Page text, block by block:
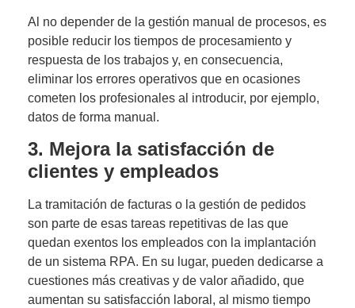
Al no depender de la gestión manual de procesos, es
posible reducir los tiempos de procesamiento y
respuesta de los trabajos y, en consecuencia,
eliminar los errores operativos que en ocasiones
cometen los profesionales al introducir, por ejemplo,
datos de forma manual.
3. Mejora la satisfacción de
clientes y empleados
La tramitación de facturas o la gestión de pedidos
son parte de esas tareas repetitivas de las que
quedan exentos los empleados con la implantación
de un sistema RPA. En su lugar, pueden dedicarse a
cuestiones más creativas y de valor añadido, que
aumentan su satisfacción laboral, al mismo tiempo